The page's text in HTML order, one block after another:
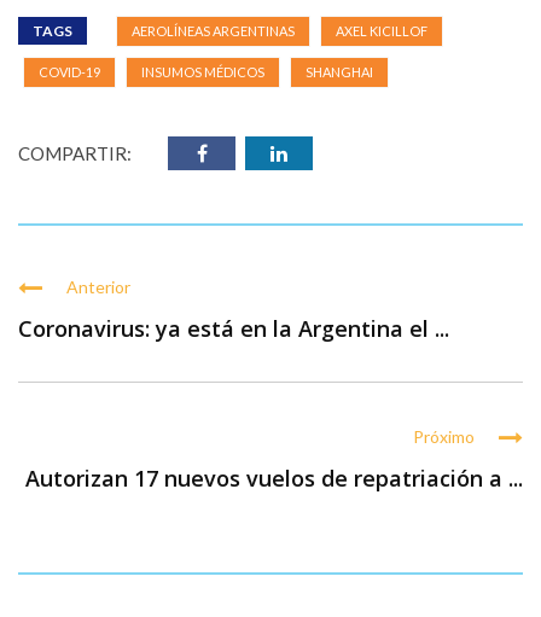
TAGS AEROLÍNEAS ARGENTINAS AXEL KICILLOF
COVID-19 INSUMOS MÉDICOS SHANGHAI
COMPARTIR:
Anterior
Coronavirus: ya está en la Argentina el ...
Próximo
Autorizan 17 nuevos vuelos de repatriación a ...